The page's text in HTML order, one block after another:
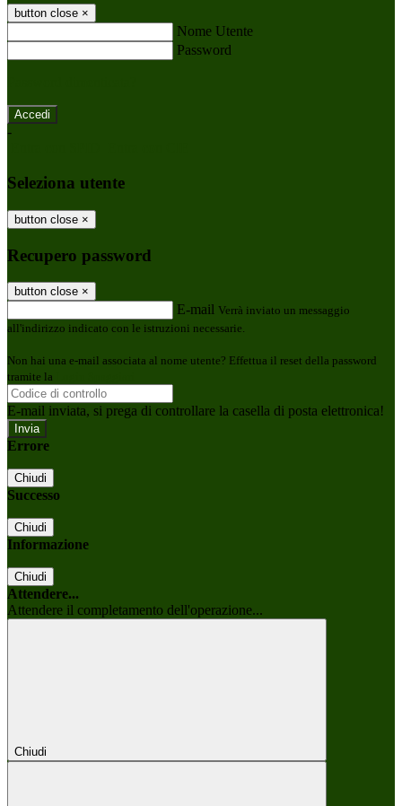
button close ×
Nome Utente
Password
-
Seleziona utente
button close ×
Recupero password
button close ×
E-mail Verrà inviato un messaggio
all'indirizzo indicato con le istruzioni necessarie.
Non hai una e-mail associata al nome utente? Effettua il reset della password
tramite la
E-mail inviata, si prega di controllare la casella di posta elettronica!
Errore
Chiudi
Successo
Chiudi
Informazione
Chiudi
Attendere...
Attendere il completamento dell'operazione...
Chiudi